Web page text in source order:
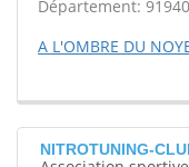
Département: 91940
A L'OMBRE DU
NITROTUNING-